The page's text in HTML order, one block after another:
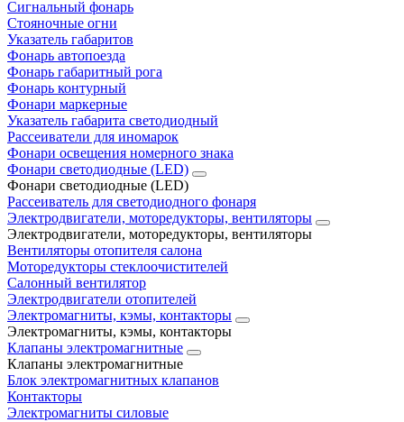
Сигнальный фонарь
Стояночные огни
Указатель габаритов
Фонарь автопоезда
Фонарь габаритный рога
Фонарь контурный
Фонари маркерные
Указатель габарита светодиодный
Рассеиватели для иномарок
Фонари освещения номерного знака
Фонари светодиодные (LED)
Фонари светодиодные (LED)
Рассеиватель для светодиодного фонаря
Электродвигатели, моторедукторы, вентиляторы
Электродвигатели, моторедукторы, вентиляторы
Вентиляторы отопителя салона
Моторедукторы стеклоочистителей
Салонный вентилятор
Электродвигатели отопителей
Электромагниты, кэмы, контакторы
Электромагниты, кэмы, контакторы
Клапаны электромагнитные
Клапаны электромагнитные
Блок электромагнитных клапанов
Контакторы
Электромагниты силовые